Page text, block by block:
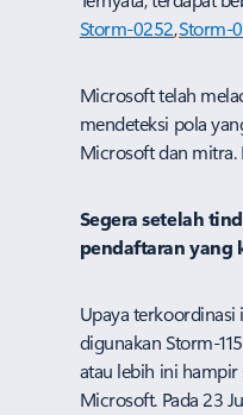
Storm-0252,Storm-
Microsoft telah
mendeteksi pola
Microsoft dan mitra.
Segera setelah
pendaftaran yang
Upaya
digunakan Storm-
atau lebih ini
Microsoft.​ Pada 23